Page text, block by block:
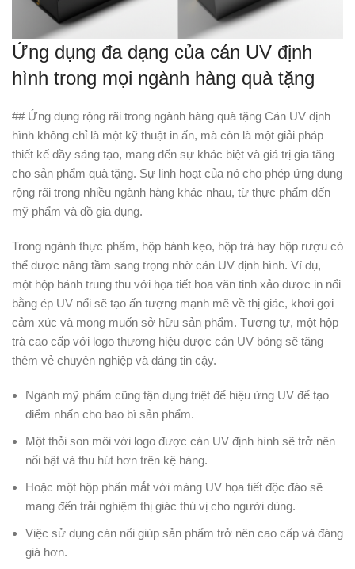
Ứng dụng đa dạng của cán UV định
hình trong mọi ngành hàng quà tặng
## Ứng dụng rộng rãi trong ngành hàng quà tặng Cán UV định
hình không chỉ là một kỹ thuật in ấn, mà còn là một giải pháp
thiết kế đầy sáng tạo, mang đến sự khác biệt và giá trị gia tăng
cho sản phẩm quà tặng. Sự linh hoạt của nó cho phép ứng dụng
rộng rãi trong nhiều ngành hàng khác nhau, từ thực phẩm đến
mỹ phẩm và đồ gia dụng.
Trong ngành thực phẩm, hộp bánh kẹo, hộp trà hay hộp rượu có
thể được nâng tầm sang trọng nhờ cán UV định hình. Ví dụ,
một hộp bánh trung thu với họa tiết hoa văn tinh xảo được in nổi
bằng ép UV nổi sẽ tạo ấn tượng mạnh mẽ về thị giác, khơi gợi
cảm xúc và mong muốn sở hữu sản phẩm. Tương tự, một hộp
trà cao cấp với logo thương hiệu được cán UV bóng sẽ tăng
thêm vẻ chuyên nghiệp và đáng tin cậy.
Ngành mỹ phẩm cũng tận dụng triệt để hiệu ứng UV để tạo
điểm nhấn cho bao bì sản phẩm.
Một thỏi son môi với logo được cán UV định hình sẽ trở nên
nổi bật và thu hút hơn trên kệ hàng.
Hoặc một hộp phấn mắt với màng UV họa tiết độc đáo sẽ
mang đến trải nghiệm thị giác thú vị cho người dùng.
Việc sử dụng cán nổi giúp sản phẩm trở nên cao cấp và đáng
giá hơn.